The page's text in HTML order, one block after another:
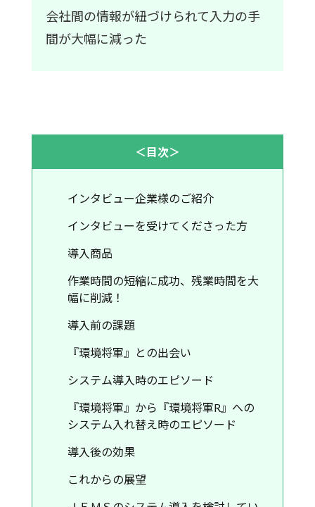
会社間の情報が紐づけられて入力の手
間が大幅に減った
＜目次＞
インタビュー企業様のご紹介
インタビューを受けてくださった方
導入商品
作業時間の短縮に成功、残業時間を大
幅に削減！
導入前の課題
『環境将軍』との出会い
システム導入時のエピソード
『環境将軍』から『環境将軍R』への
システム入れ替え時のエピソード
導入後の効果
これからの展望